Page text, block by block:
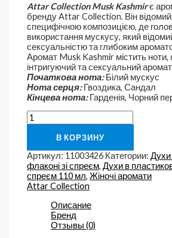
Attar Collection Musk Kashmirє
бренду Attar Collection. Він
специфічною композицією, де
використання мускусу, який
сексуальністю та глибоким
Аромат Musk Kashmir містить ноти,
інтригуючий та сексуальний
Початкова нота:Білий мускус
Нота серця:Гвоздика, Сандал
Кінцева нота:Гарденія, Чорний
В КОРЗИНУ
Артикул: 11003426 Категории:Духи
флаконі зі спреєм,Духи в
спреєм 110 мл,Жіночі аромати
Attar Collection
Описание
Бренд
Отзывы (0)